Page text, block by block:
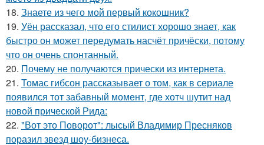
18. Знаете из чего мой первый кокошник?
19. Уён рассказал, что его стилист хорошо знает, как
быстро он может передумать насчёт причёски, потому
что он очень спонтанный.
20. Почему не получаются прически из интернета.
21. Томас гибсон рассказывает о том, как в сериале
появился тот забавный момент, где хотч шутит над
новой прической Рида:
22. "Вот это Поворот": лысый Владимир Пресняков
поразил звезд шоу-бизнеса.